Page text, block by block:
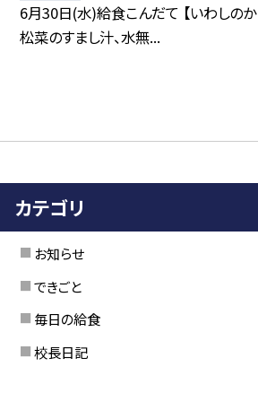
6月30日(水)給食こんだて 【いわしの
松菜のすまし汁、水無...
カテゴリ
お知らせ
できごと
毎日の給食
校長日記